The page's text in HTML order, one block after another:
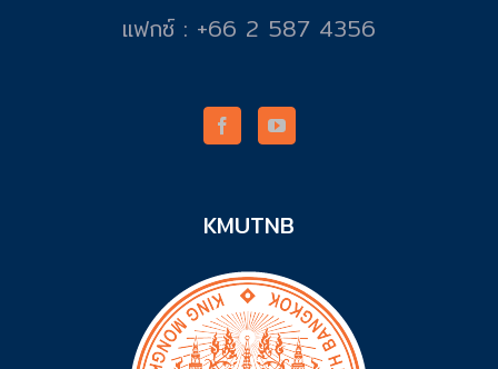
แฟกซ์ : +66 2 587 4356
KMUTNB